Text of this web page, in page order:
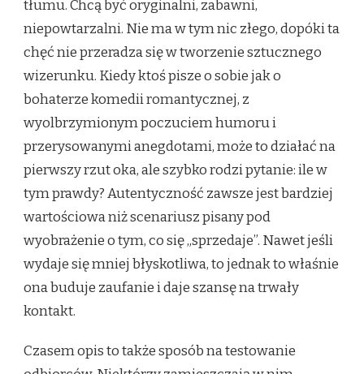
tłumu. Chcą być oryginalni, zabawni,
niepowtarzalni. Nie ma w tym nic złego, dopóki ta
chęć nie przeradza się w tworzenie sztucznego
wizerunku. Kiedy ktoś pisze o sobie jak o
bohaterze komedii romantycznej, z
wyolbrzymionym poczuciem humoru i
przerysowanymi anegdotami, może to działać na
pierwszy rzut oka, ale szybko rodzi pytanie: ile w
tym prawdy? Autentyczność zawsze jest bardziej
wartościowa niż scenariusz pisany pod
wyobrażenie o tym, co się „sprzedaje”. Nawet jeśli
wydaje się mniej błyskotliwa, to jednak to właśnie
ona buduje zaufanie i daje szansę na trwały
kontakt.
Czasem opis to także sposób na testowanie